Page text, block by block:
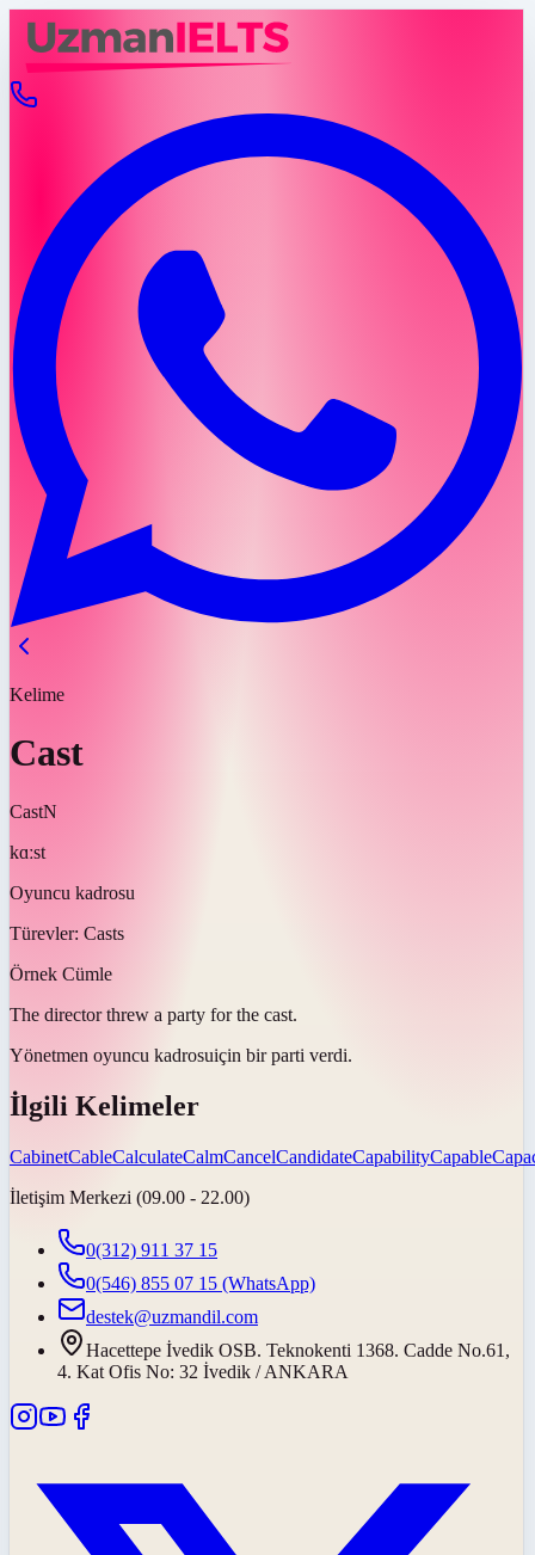
Kelime
Cast
CastN
kɑːst
Oyuncu kadrosu
Türevler: Casts
Örnek Cümle
The director threw a party for the cast.
Yönetmen oyuncu kadrosuiçin bir parti verdi.
İlgili Kelimeler
CabinetCableCalculateCalmCancelCandidateCapabilityCapable
İletişim Merkezi (09.00 - 22.00)
0(312) 911 37 15
0(546) 855 07 15 (WhatsApp)
destek@uzmandil.com
Hacettepe İvedik OSB. Teknokenti 1368. Cadde No.61,
4. Kat Ofis No: 32 İvedik / ANKARA